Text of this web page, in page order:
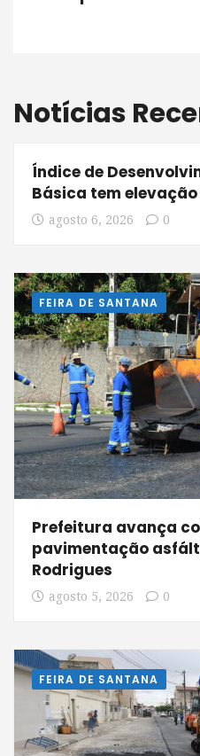
Notícias
Índice de
Básica tem
agosto 6, 2026 0
FEIRA DE SANTANA
Prefeitura avança
pavimentação
Rodrigues
agosto 5, 2026 0
FEIRA DE SANTANA